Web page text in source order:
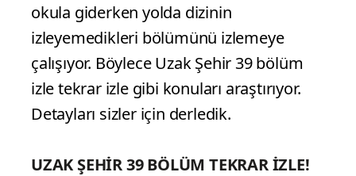
okula giderken yolda dizinin
izleyemedikleri bölümünü izlemeye
çalışıyor. Böylece Uzak Şehir 39 bölüm
izle tekrar izle gibi konuları araştırıyor.
Detayları sizler için derledik.
UZAK ŞEHİR 39 BÖLÜM TEKRAR İZLE!